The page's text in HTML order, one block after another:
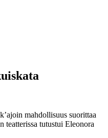
mahdollisuus suorittaa
tutustui Eleonora